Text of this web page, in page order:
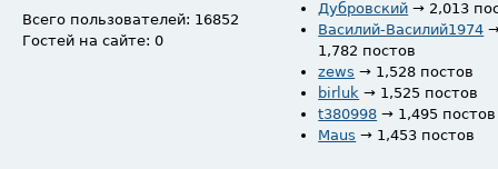
Всего пользователей: 16852
Гостей на сайте: 0
Дубровский → 2,013
Василий-Василий1974
1,782 постов
zews → 1,528 постов
birluk → 1,525 постов
t380998 → 1,495 постов
Maus → 1,453 постов